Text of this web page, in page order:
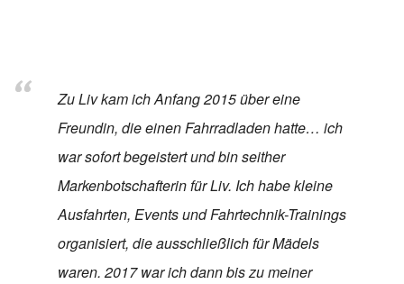
Zu Liv kam ich Anfang 2015 über eine
Freundin, die einen Fahrradladen hatte… ich
war sofort begeistert und bin seither
Markenbotschafterin für Liv. Ich habe kleine
Ausfahrten, Events und Fahrtechnik-Trainings
organisiert, die ausschließlich für Mädels
waren. 2017 war ich dann bis zu meiner